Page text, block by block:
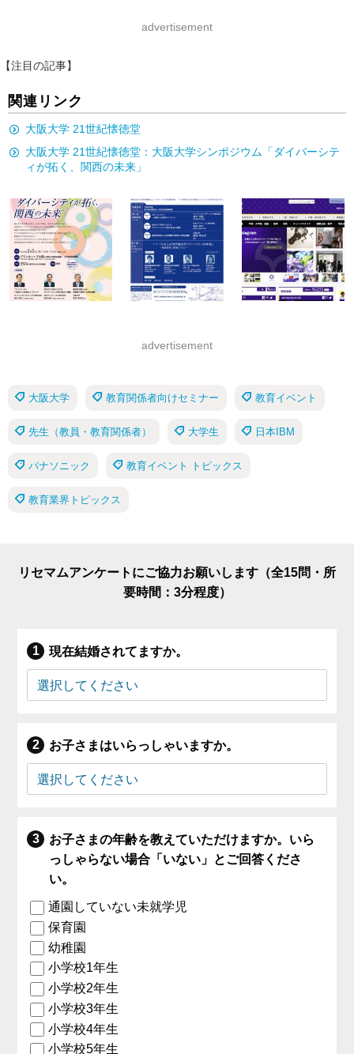
advertisement
【注目の記事】
関連リンク
大阪大学 21世紀懐徳堂
大阪大学 21世紀懐徳堂：大阪大学シンポジウム「ダイバーシテ
ィが拓く、関西の未来」
advertisement
大阪大学 教育関係者向けセミナー 教育イベント
先生（教員・教育関係者） 大学生 日本IBM
パナソニック 教育イベント トピックス
教育業界トピックス
リセマムアンケートにご協力お願いします（全15問・所
要時間：3分程度）
現在結婚されてますか。
お子さまはいらっしゃいますか。
お子さまの年齢を教えていただけますか。いら
っしゃらない場合「いない」とご回答くださ
い。
通園していない未就学児
保育園
幼稚園
小学校1年生
小学校2年生
小学校3年生
小学校4年生
小学校5年生